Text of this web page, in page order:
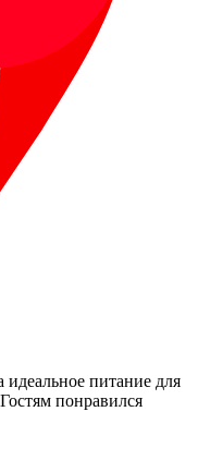
идеальное питание для
понравился